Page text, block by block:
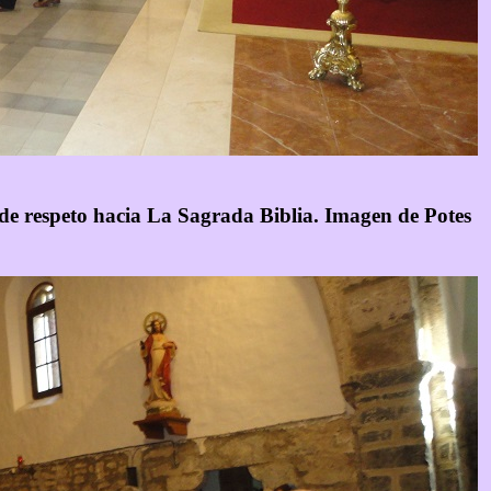
respeto hacia La Sagrada Biblia. Imagen de Potes